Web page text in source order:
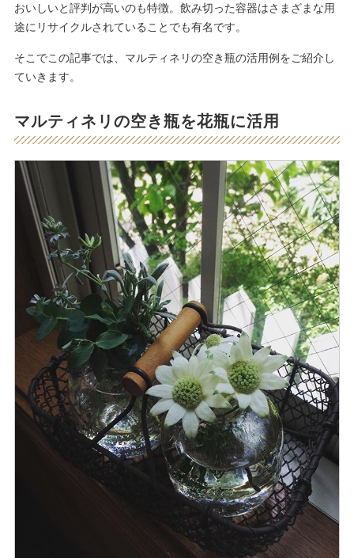
おいしいと評判が高いのも特徴。飲み切った容器はさまざまな用
途にリサイクルされていることでも有名です。
そこでこの記事では、マルティネリの空き瓶の活用例をご紹介し
ていきます。
マルティネリの空き瓶を花瓶に活用